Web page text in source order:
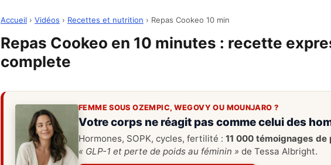
Accueil › Vidéos › Recettes et nutrition › Repas Cookeo 10 min
Repas Cookeo en 10 minutes : recette
complete
FEMME SOUS OZEMPIC, WEGOVY OU MOUNJARO ?
Votre corps ne réagit pas comme celui des
Hormones, SOPK, cycles, fertilité : 11 000 témoignages de
« GLP-1 et perte de poids au féminin » de Tessa Albright.